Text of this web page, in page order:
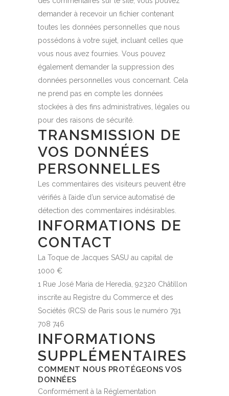
demander à recevoir un fichier contenant
toutes les données personnelles que nous
possédons à votre sujet, incluant celles que
vous nous avez fournies. Vous pouvez
également demander la suppression des
données personnelles vous concernant. Cela
ne prend pas en compte les données
stockées à des fins administratives, légales ou
pour des raisons de sécurité.
TRANSMISSION DE
VOS DONNÉES
PERSONNELLES
Les commentaires des visiteurs peuvent être
vérifiés à l’aide d’un service automatisé de
détection des commentaires indésirables.
INFORMATIONS DE
CONTACT
La Toque de Jacques SASU au capital de
1000 €
1 Rue José Maria de Heredia, 92320 Châtillon
inscrite au Registre du Commerce et des
Sociétés (RCS) de Paris sous le numéro 791
708 746
INFORMATIONS
SUPPLÉMENTAIRES
COMMENT NOUS PROTÉGEONS VOS
DONNÉES
Conformément à la Réglementation